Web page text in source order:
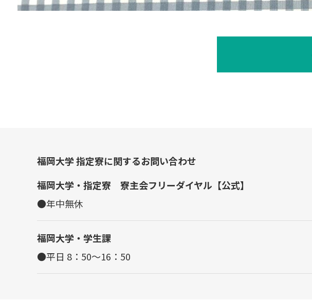
福岡大学 指定寮に関するお問い合わせ
福岡大学・指定寮 寮主会フリーダイヤル【公式】
●年中無休
福岡大学・学生課
●平日 8：50～16：50